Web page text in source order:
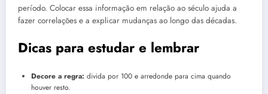
período. Colocar essa informação em relação ao século ajuda a
fazer correlações e a explicar mudanças ao longo das décadas.
Dicas para estudar e lembrar
Decore a regra: divida por 100 e arredonde para cima quando
houver resto.